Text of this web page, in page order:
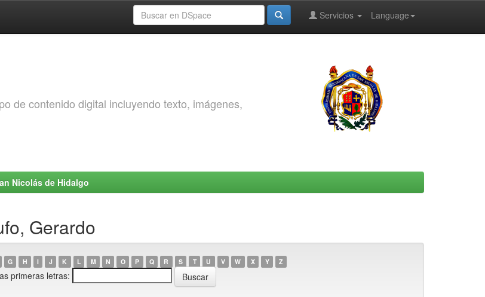
Language
Servicios
de contenido digital incluyendo texto, imágenes,
Nicolás de Hidalgo
Gerardo
G H I J K L M N O P Q R S T U V W X Y Z
primeras letras: